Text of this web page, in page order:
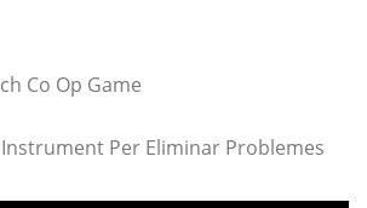
Co Op Game
Per Eliminar Problemes